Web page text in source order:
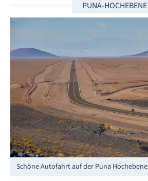
PUNA-HOCHEBENE
Schöne Autofahrt auf der Puna Hochebene